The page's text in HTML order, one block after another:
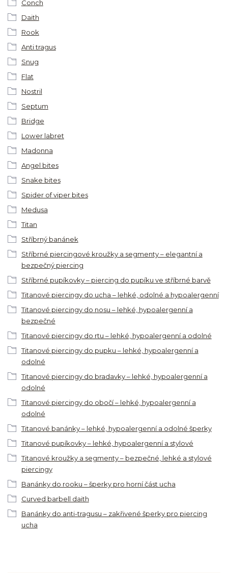
Conch
Daith
Rook
Anti tragus
Snug
Flat
Nostril
Septum
Bridge
Lower labret
Madonna
Angel bites
Snake bites
Spider of viper bites
Medusa
Titan
Stříbrný banánek
Stříbrné piercingové kroužky a segmenty – elegantní a
bezpečný piercing
Stříbrné pupíkovky – piercing do pupíku ve stříbrné barvě
Titanové piercingy do ucha – lehké, odolné a hypoalergenní
Titanové piercingy do nosu – lehké, hypoalergenní a
bezpečné
Titanové piercingy do rtu – lehké, hypoalergenní a odolné
Titanové piercingy do pupku – lehké, hypoalergenní a
odolné
Titanové piercingy do bradavky – lehké, hypoalergenní a
odolné
Titanové piercingy do obočí – lehké, hypoalergenní a
odolné
Titanové banánky – lehké, hypoalergenní a odolné šperky
Titanové pupíkovky – lehké, hypoalergenní a stylové
Titanové kroužky a segmenty – bezpečné, lehké a stylové
piercingy
Banánky do rooku – šperky pro horní část ucha
Curved barbell daith
Banánky do anti-tragusu – zakřivené šperky pro piercing
ucha